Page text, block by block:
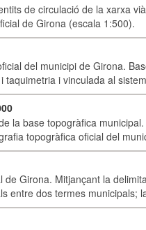
de circulació de la xarxa
de Girona (escala 1:500).
del municipi de Girona.
taquimetria i vinculada al
la base topogràfica
topogràfica oficial del
de Girona. Mitjançant la
entre dos termes municipals;